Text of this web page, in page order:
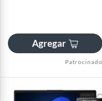
Agregar
Patrocinado